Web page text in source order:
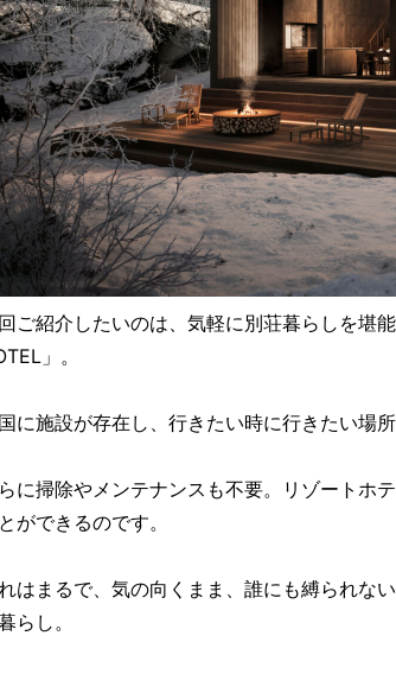
ご紹介したいのは、気軽に別荘暮らしを堪
」。
に施設が存在し、行きたい時に行きたい場
に掃除やメンテナンスも不要。リゾートホ
ができるのです。
はまるで、気の向くまま、誰にも縛られな
らし。